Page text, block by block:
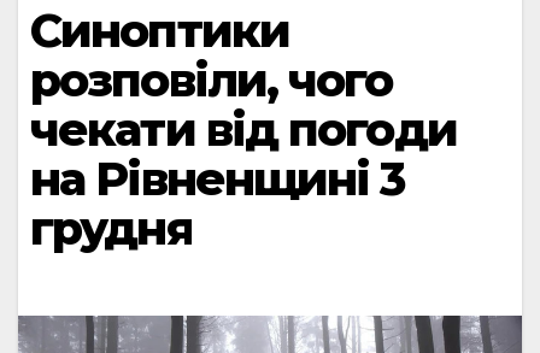
Синоптики
розповіли, чого
чекати від погоди
на Рівненщині 3
грудня